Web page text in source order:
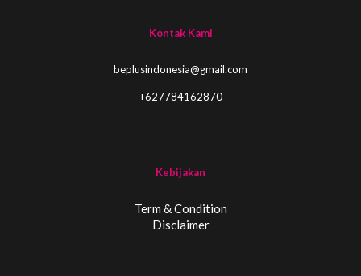
Kontak Kami
beplusindonesia@gmail.com
+627784162870
Kebijakan
Term & Condition
Disclaimer